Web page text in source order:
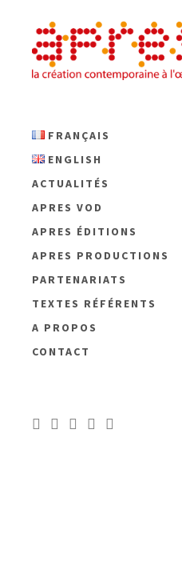
FRANÇAIS
ENGLISH
ACTUALITÉS
APRES VOD
APRES ÉDITIONS
APRES PRODUCTIONS
PARTENARIATS
TEXTES RÉFÉRENTS
A PROPOS
CONTACT